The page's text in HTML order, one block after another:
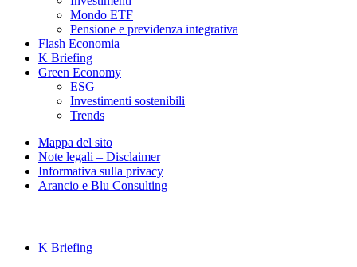
Mondo ETF
Pensione e previdenza integrativa
Flash Economia
K Briefing
Green Economy
ESG
Investimenti sostenibili
Trends
Mappa del sito
Note legali – Disclaimer
Informativa sulla privacy
Arancio e Blu Consulting
K Briefing